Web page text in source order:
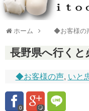
ホーム ◆お客様の
長野県へ行く
◆お客様の声, いと
0